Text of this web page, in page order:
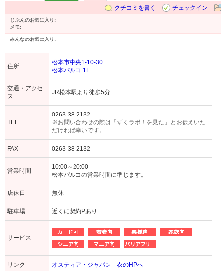
クチコミを書く
チェックイン
じぶんのお気に入り:
メモ:
みんなのお気に入り:
住所
松本市中央1-10-30
松本パルコ 1F
交通・アクセ
ス
JR松本駅より徒歩5分
TEL
0263-38-2132
※お問い合わせの際は「ずくラボ！を見た」とお伝えいた
だければ幸いです。
FAX 0263-38-2132
営業時間
10:00～20:00
松本パルコの営業時間に準じます。
店休日 無休
駐車場 近くに契約Pあり
サービス
リンク オスティア・ジャパン 衣のHPへ